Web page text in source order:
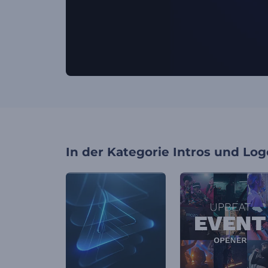
In der Kategorie Intros und